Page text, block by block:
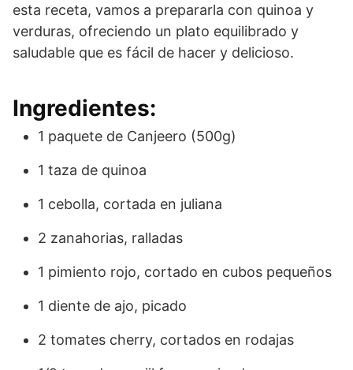
esta receta, vamos a prepararla con quinoa y
verduras, ofreciendo un plato equilibrado y
saludable que es fácil de hacer y delicioso.
Ingredientes:
1 paquete de Canjeero (500g)
1 taza de quinoa
1 cebolla, cortada en juliana
2 zanahorias, ralladas
1 pimiento rojo, cortado en cubos pequeños
1 diente de ajo, picado
2 tomates cherry, cortados en rodajas